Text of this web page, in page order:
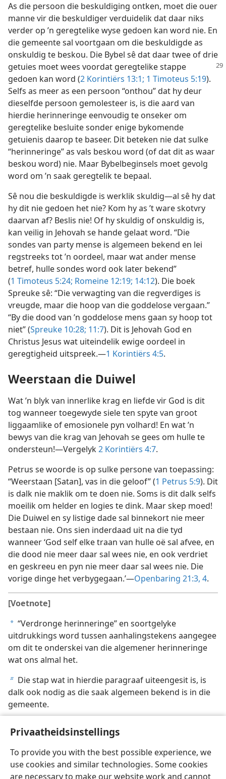
Privaatheidsinstellings
To provide you with the best possible experience, we
use cookies and similar technologies. Some cookies
are necessary to make our website work and cannot
As die persoon die beskuldiging ontken, moet die ouer
manne vir die beskuldiger verduidelik dat daar niks
verder op ’n geregtelike wyse gedoen kan word nie. En
die gemeente sal voortgaan om die beskuldigde as
onskuldig te beskou. Die Bybel sê dat daar twee of drie
getuies moet wees voordat geregtelike stappe
gedoen kan word (2 Korintiërs 13:1; 1 Timoteus 5:19).
Selfs as meer as een persoon “onthou” dat hy deur
dieselfde persoon gemolesteer is, is die aard van
hierdie herinneringe eenvoudig te onseker om
geregtelike besluite sonder enige bykomende
getuienis daarop te baseer. Dit beteken nie dat sulke
“herinneringe” as vals beskou word (of dat dit as waar
beskou word) nie. Maar Bybelbeginsels moet gevolg
word om ’n saak geregtelik te bepaal.
Sê nou die beskuldigde is werklik skuldig—al sê hy dat
hy dit nie gedoen het nie? Kom hy as ’t ware skotvry
daarvan af? Beslis nie! Of hy skuldig of onskuldig is,
kan veilig in Jehovah se hande gelaat word. “Die
sondes van party mense is algemeen bekend en lei
regstreeks tot ’n oordeel, maar wat ander mense
betref, hulle sondes word ook later bekend”
(1 Timoteus 5:24; Romeine 12:19; 14:12). Die boek
Spreuke sê: “Die verwagting van die regverdiges is
vreugde, maar die hoop van die goddelose vergaan.”
“By die dood van ’n goddelose mens gaan sy hoop tot
niet” (Spreuke 10:28; 11:7). Dit is Jehovah God en
Christus Jesus wat uiteindelik ewige oordeel in
geregtigheid uitspreek.—1 Korintiërs 4:5.
Weerstaan die Duiwel
Wat ’n blyk van innerlike krag en liefde vir God is dit
tog wanneer toegewyde siele ten spyte van groot
liggaamlike of emosionele pyn volhard! En wat ’n
bewys van die krag van Jehovah se gees om hulle te
ondersteun!—Vergelyk2 Korintiërs 4:7.
Petrus se woorde is op sulke persone van toepassing:
“Weerstaan [Satan], vas in die geloof” (1 Petrus 5:9). Dit
is dalk nie maklik om te doen nie. Soms is dit dalk selfs
moeilik om helder en logies te dink. Maar skep moed!
Die Duiwel en sy listige dade sal binnekort nie meer
bestaan nie. Ons sien inderdaad uit na die tyd
wanneer ‘God self elke traan van hulle oë sal afvee, en
die dood nie meer daar sal wees nie, en ook verdriet
en geskreeu en pyn nie meer daar sal wees nie. Die
vorige dinge het verbygegaan.’—Openbaring 21:3, 4.
[Voetnote]
a “Verdronge herinneringe” en soortgelyke
uitdrukkings word tussen aanhalingstekens aangegee
om dit te onderskei van die algemener herinneringe
wat ons almal het.
b Die stap wat in hierdie paragraaf uiteengesit is, is
dalk ook nodig as die saak algemeen bekend is in die
gemeente.
Afrikaans Deel Voorkeure